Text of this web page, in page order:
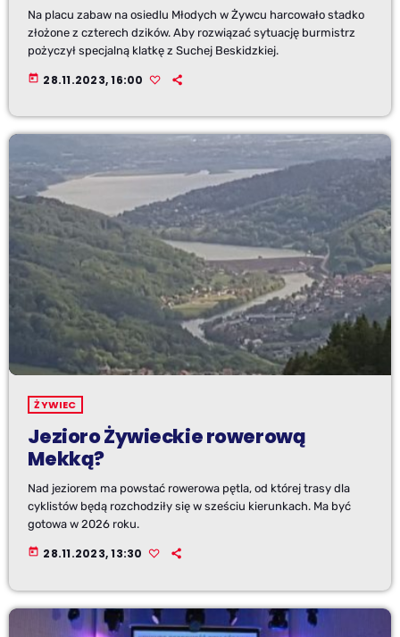
Na placu zabaw na osiedlu Młodych w Żywcu harcowało stadko
złożone z czterech dzików. Aby rozwiązać sytuację burmistrz
pożyczył specjalną klatkę z Suchej Beskidzkiej.
today 28.11.2023, 16:00
ŻYWIEC
Jezioro Żywieckie rowerową
Mekką?
Nad jeziorem ma powstać rowerowa pętla, od której trasy dla
cyklistów będą rozchodziły się w sześciu kierunkach. Ma być
gotowa w 2026 roku.
today 28.11.2023, 13:30